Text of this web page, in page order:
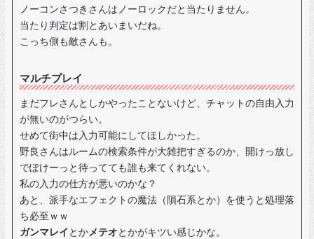
ノーコンさつきさんはノーロックだと当たりません。
当たり判定は割とあいまいだね。
こっち側も敵さんも。
マルチプレイ
まだフレさんとしかやったことないけど、チャットの自由入力
が無いのがつらい。
せめて街中は入力可能にしてほしかった。
野良さんはルームの検索条件が大雑把すぎるのか、開けっ放し
でぽけーっと待ってても誰も来てくれない。
私の入力の仕方が悪いのかな？
あと、派手なエフェクトの魔法（隕石系とか）を使うと処理落
ち必至ｗｗ
ガンマレイ とか メテオ とかがキツい感じかな。